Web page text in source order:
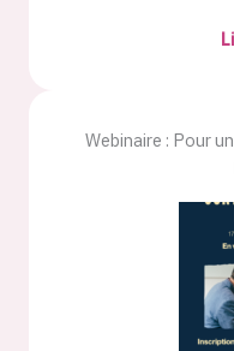
Webinaire : Pour